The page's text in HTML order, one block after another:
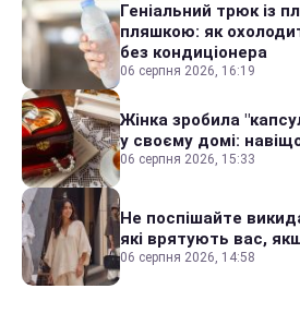
Геніальний трюк із
пляшкою: як
без кондиціонера
06 серпня 2026, 16:19
Жінка зробила
у своєму домі:
06 серпня 2026, 15:33
Не поспішайте
які врятують вас,
06 серпня 2026, 14:58